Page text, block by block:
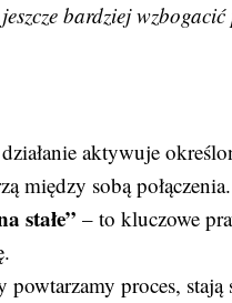
bardziej wzbogacić
aktywuje
między sobą połączenia.
stałe” – to kluczowe
powtarzamy proces,